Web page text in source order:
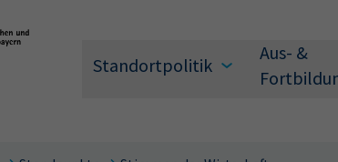
Standortpolitik
Aus- &